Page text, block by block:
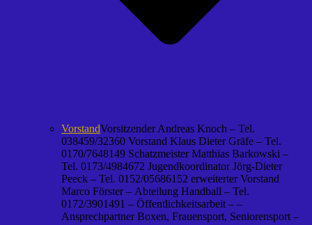
VorstandVorsitzender Andreas Knoch – Tel.
038459/32360 Vorstand Klaus Dieter Gräfe – Tel.
0170/7648149 Schatzmeister Matthias Barkowski –
Tel. 0173/4984672 Jugendkoordinator Jörg-Dieter
Peeck – Tel. 0152/05686152 erweiterter Vorstand
Marco Förster – Abteilung Handball – Tel.
0172/3901491 – Öffentlichkeitsarbeit – –
Ansprechpartner Boxen, Frauensport, Seniorensport –